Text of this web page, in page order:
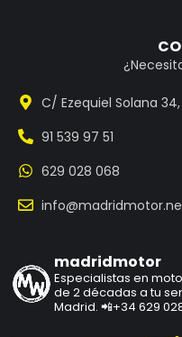
C/ Ezequiel Solana
91 539 97 51
629 028 068
madridmotor
Especialistas en
de 2 décadas a tu
Madrid. 📲+34 629